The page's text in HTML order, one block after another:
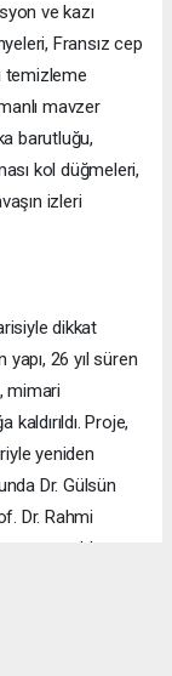
ve kazı
Fransız cep
temizleme
mavzer
barutluğu,
kol düğmeleri,
izleri
dikkat
26 yıl süren
mimari
Proje,
yeniden
Dr. Gülsün
Dr. Rahmi
yer aldı.